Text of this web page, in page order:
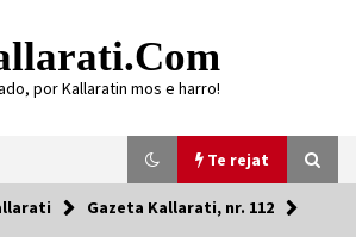
por Kallaratin mos e harro!
Te rejat
Gazeta Kallarati, nr. 112